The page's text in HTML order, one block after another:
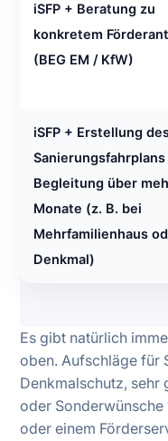
iSFP + Beratung zu
konkretem
(BEG EM / KfW)
iSFP + Erstellung
Sanierungsfahrplans
Begleitung über
Monate (z. B. bei
Mehrfamilienhaus
Denkmal)
Es gibt natürlich
oben. Aufschläge für
Denkmalschutz,
oder
oder einem